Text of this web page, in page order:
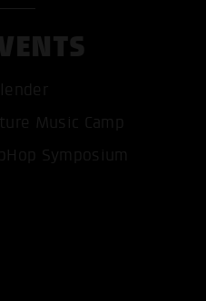
Music Camp
Symposium